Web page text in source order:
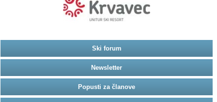
Ski forum
Newsletter
Popusti za članove